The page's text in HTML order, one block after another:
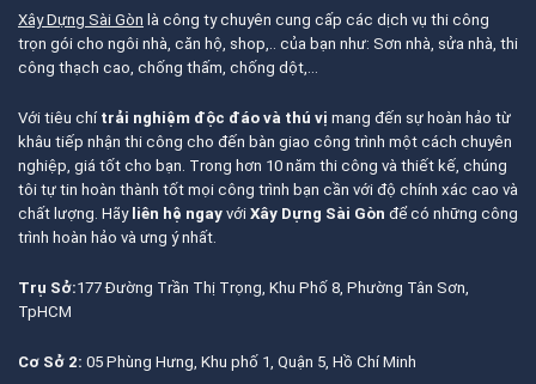
Xây Dựng Sài Gòn là công ty chuyên cung cấp các dịch vụ thi công
trọn gói cho ngôi nhà, căn hộ, shop,.. của bạn như: Sơn nhà, sửa nhà, thi
công thạch cao, chống thấm, chống dột,…
Với tiêu chí trải nghiệm độc đáo và thú vị mang đến sự hoàn hảo từ
khâu tiếp nhận thi công cho đến bàn giao công trình một cách chuyên
nghiệp, giá tốt cho bạn. Trong hơn 10 năm thi công và thiết kế, chúng
tôi tự tin hoàn thành tốt mọi công trình bạn cần với độ chính xác cao và
chất lượng. Hãy liên hệ ngay với Xây Dựng Sài Gòn để có những công
trình hoàn hảo và ưng ý nhất.
Trụ Sở:177 Đường Trần Thị Trọng, Khu Phố 8, Phường Tân Sơn,
TpHCM
Cơ Sở 2: 05 Phùng Hưng, Khu phố 1, Quận 5, Hồ Chí Minh